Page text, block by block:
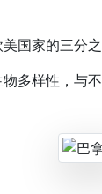
家的三分
样性，与不